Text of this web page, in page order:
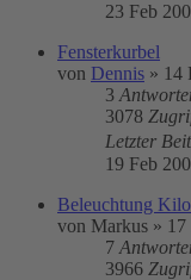
23 Feb
Fensterkurbel
von Dennis » 14
3
3078
Letzter
19 Feb
Beleuchtung
von Markus »
7
3966